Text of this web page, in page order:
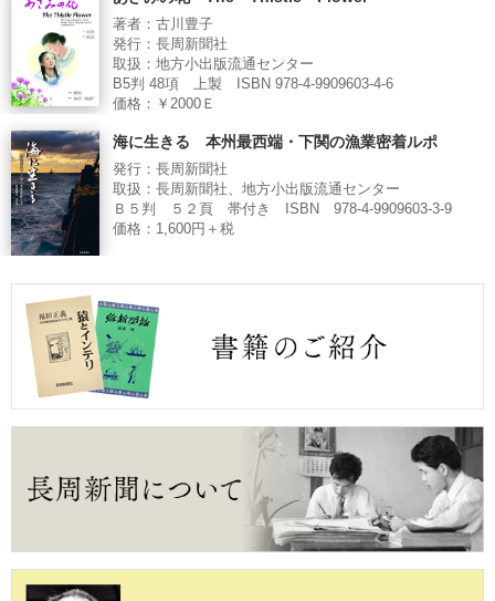
著者：古川豊子
発行：長周新聞社
取扱：地方小出版流通センター
B5判 48項 上製 ISBN 978-4-9909603-4-6
価格：￥2000Ｅ
海に生きる 本州最西端・下関の漁業密着ルポ
発行：長周新聞社
取扱：長周新聞社、地方小出版流通センター
Ｂ５判 ５２頁 帯付き ISBN 978-4-9909603-3-9
価格：1,600円＋税